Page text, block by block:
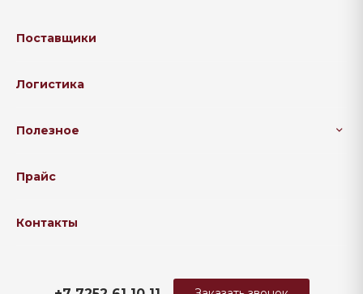
Поставщики
Логистика
Полезное
Прайс
Контакты